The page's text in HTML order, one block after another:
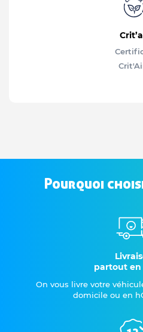
Pourquoi
partout en
On vous livre votre
domicile ou en